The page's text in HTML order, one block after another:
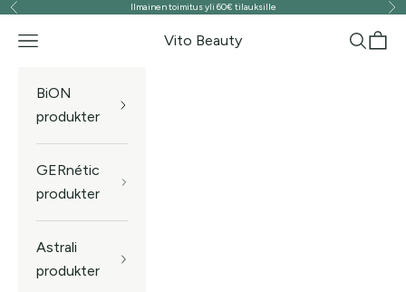
Hoppa till innehållet
Föregående Ilmainen toimitus yli 60€ tilauksille
Vito Beauty
Meny Sök
BiON
produkter
GERnétic
produkter
Astrali
produkter